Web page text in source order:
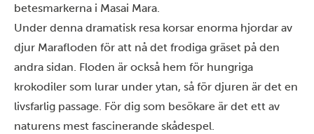
betesmarkerna i Masai Mara.
Under denna dramatisk resa korsar enorma hjordar av
djur Marafloden för att nå det frodiga gräset på den
andra sidan. Floden är också hem för hungriga
krokodiler som lurar under ytan, så för djuren är det en
livsfarlig passage. För dig som besökare är det ett av
naturens mest fascinerande skådespel.